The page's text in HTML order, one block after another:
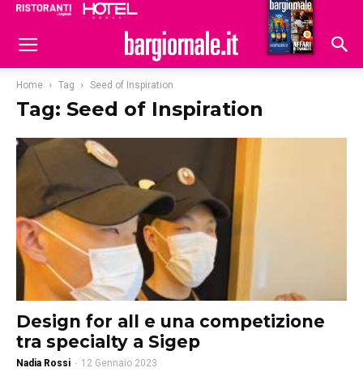
Hoteldomani
Home Tag Seed of Inspiration
Tag: Seed of Inspiration
Design for all e una competizione
tra specialty a Sigep
Nadia Rossi - 12 Gennaio 2023